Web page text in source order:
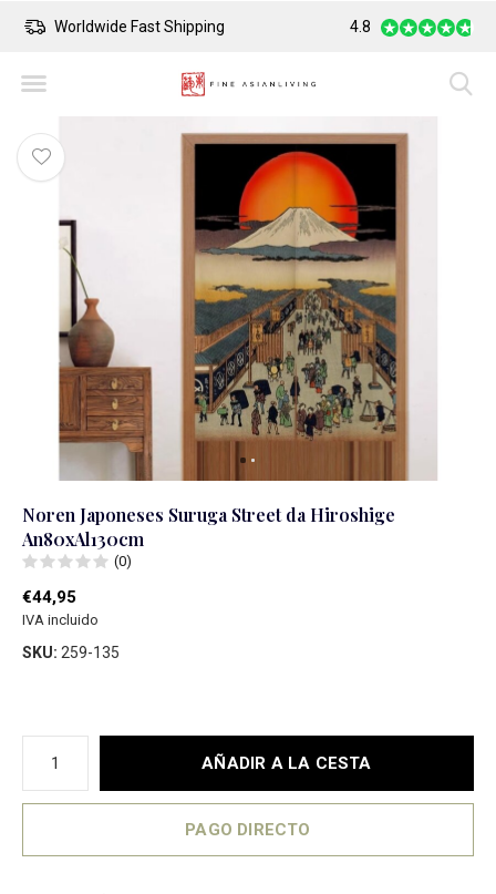
Worldwide Fast Shipping Safe Payment
4.8
Noren Japoneses Suruga Street da Hiroshige
An80xAl130cm
(0)
€44,95
IVA incluido
SKU: 259-135
AÑADIR A LA CESTA
PAGO DIRECTO